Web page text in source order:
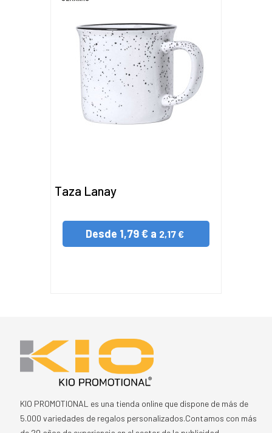
Taza Lanay
Desde 1,79 € a 2,17 €
KIO PROMOTIONAL es una tienda online que dispone de más de
5.000 variedades de regalos personalizados.Contamos con más